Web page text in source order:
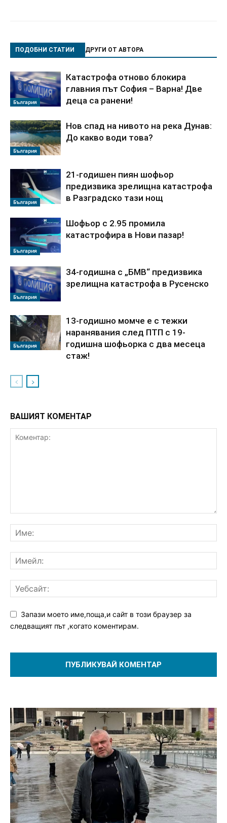
ПОДОБНИ СТАТИИ ДРУГИ ОТ АВТОРА
България
Катастрофа отново блокира
главния път София – Варна! Две
деца са ранени!
България
Нов спад на нивото на река Дунав:
До какво води това?
България
21-годишен пиян шофьор
предизвика зрелищна катастрофа
в Разградско тази нощ
България
Шофьор с 2.95 промила
катастрофира в Нови пазар!
България
34-годишна с „БМВ“ предизвика
зрелищна катастрофа в Русенско
България
13-годишно момче е с тежки
наранявания след ПТП с 19-
годишна шофьорка с два месеца
стаж!
ВАШИЯТ КОМЕНТАР
Запази моето име,поща,и сайт в този браузер за
следващият път ,когато коментирам.